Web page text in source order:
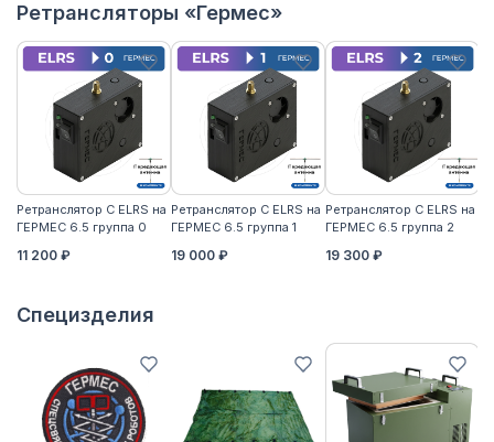
Ретрансляторы «Гермес»
Ретранслятор С ELRS на
ГЕРМЕС 6.5 группа 0
11 200 ₽
Ретранслятор С ELRS на
ГЕРМЕС 6.5 группа 1
19 000 ₽
Ретранслятор С ELRS на
ГЕРМЕС 6.5 группа 2
19 300 ₽
Специзделия